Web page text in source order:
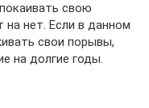
свою
на нет. Если в данном
свои порывы,
на долгие годы.